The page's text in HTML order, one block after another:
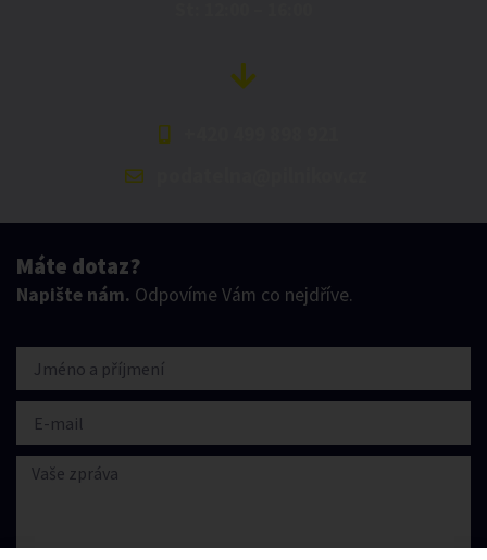
Máte dotaz?
Napište nám. Odpovíme Vám co nejdříve.